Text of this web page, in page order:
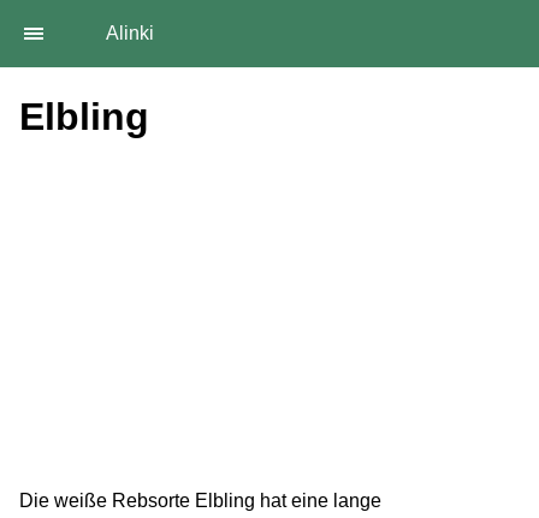
Alinki
Elbling
Die weiße Rebsorte Elbling hat eine lange